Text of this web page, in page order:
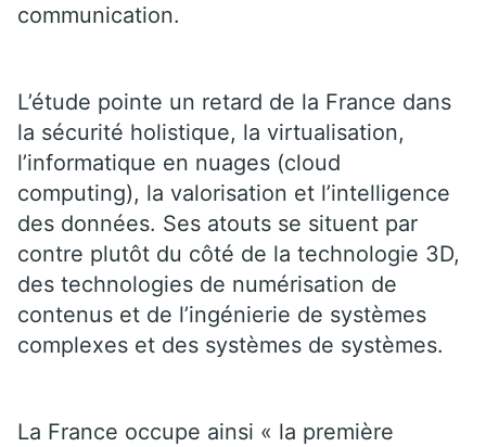
communication.
L’étude pointe un retard de la France dans
la sécurité holistique, la virtualisation,
l’informatique en nuages (cloud
computing), la valorisation et l’intelligence
des données. Ses atouts se situent par
contre plutôt du côté de la technologie 3D,
des technologies de numérisation de
contenus et de l’ingénierie de systèmes
complexes et des systèmes de systèmes.
La France occupe ainsi « la première